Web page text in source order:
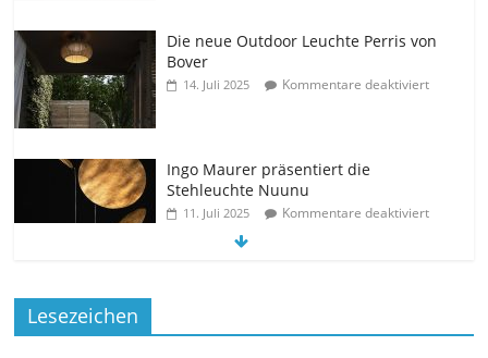
Die neue Outdoor Leuchte Perris von
Bover
14. Juli 2025 Kommentare deaktiviert
Ingo Maurer präsentiert die
Stehleuchte Nuunu
11. Juli 2025 Kommentare deaktiviert
9. Juli 2025 Kommentare deaktiviert
Lesezeichen